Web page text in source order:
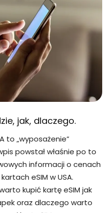
jak, dlaczego.
to „wyposażenie”
powstał właśnie po to
informacji o cenach
eSIM w USA.
kupić kartę eSIM jak
oraz dlaczego warto